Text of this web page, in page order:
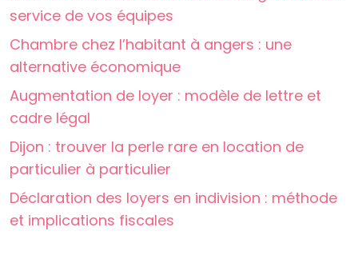
service de vos équipes
Chambre chez l’habitant à angers : une
alternative économique
Augmentation de loyer : modèle de lettre et
cadre légal
Dijon : trouver la perle rare en location de
particulier à particulier
Déclaration des loyers en indivision : méthode
et implications fiscales